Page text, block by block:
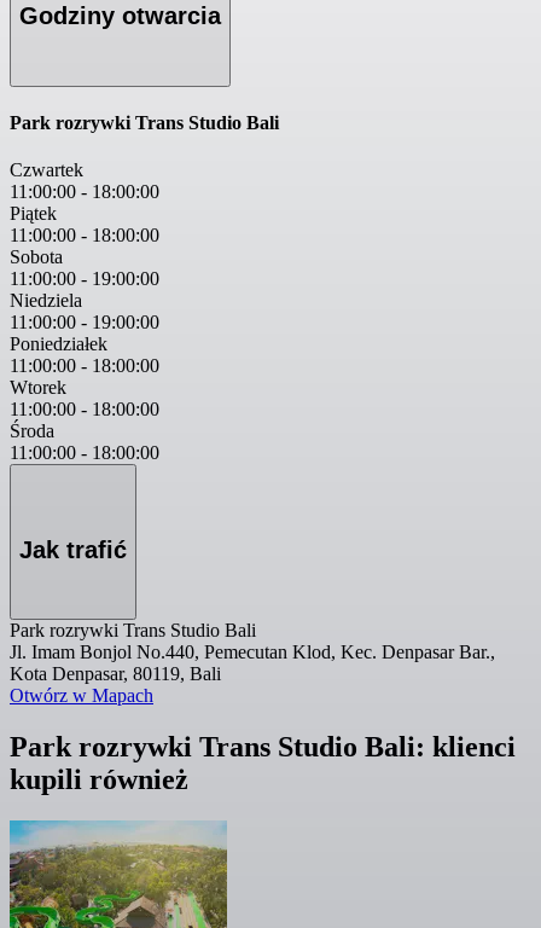
Godziny otwarcia
Park rozrywki Trans Studio Bali
Czwartek
11:00:00 - 18:00:00
Piątek
11:00:00 - 18:00:00
Sobota
11:00:00 - 19:00:00
Niedziela
11:00:00 - 19:00:00
Poniedziałek
11:00:00 - 18:00:00
Wtorek
11:00:00 - 18:00:00
Środa
11:00:00 - 18:00:00
Jak trafić
Park rozrywki Trans Studio Bali
Jl. Imam Bonjol No.440, Pemecutan Klod, Kec. Denpasar Bar.,
Kota Denpasar, 80119, Bali
Otwórz w Mapach
Park rozrywki Trans Studio Bali: klienci
kupili również